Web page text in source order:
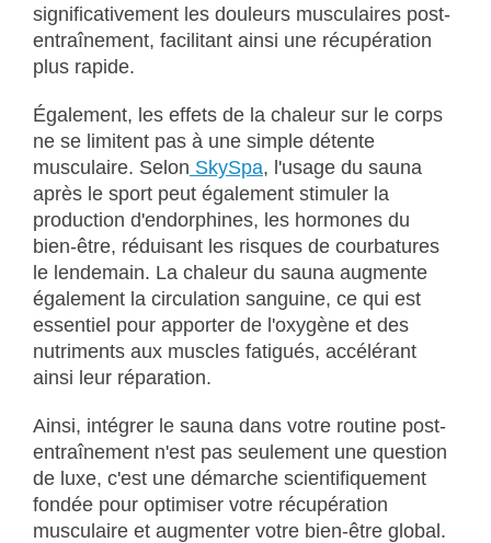
significativement les douleurs musculaires post-
entraînement, facilitant ainsi une récupération
plus rapide.
Également, les effets de la chaleur sur le corps
ne se limitent pas à une simple détente
musculaire. Selon SkySpa, l'usage du sauna
après le sport peut également stimuler la
production d'endorphines, les hormones du
bien-être, réduisant les risques de courbatures
le lendemain. La chaleur du sauna augmente
également la circulation sanguine, ce qui est
essentiel pour apporter de l'oxygène et des
nutriments aux muscles fatigués, accélérant
ainsi leur réparation.
Ainsi, intégrer le sauna dans votre routine post-
entraînement n'est pas seulement une question
de luxe, c'est une démarche scientifiquement
fondée pour optimiser votre récupération
musculaire et augmenter votre bien-être global.